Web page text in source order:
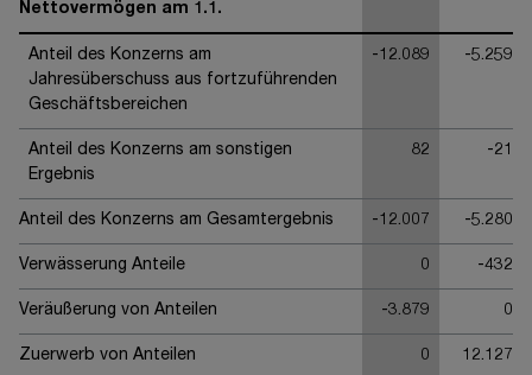
Nettovermögen am 1.1.
Anteil des Konzerns am
Jahresüberschuss aus fortzuführenden
Geschäftsbereichen
-12.089 -5.259
Anteil des Konzerns am sonstigen
Ergebnis
82 -21
Anteil des Konzerns am Gesamtergebnis -12.007 -5.280
Verwässerung Anteile 0 -432
Veräußerung von Anteilen -3.879 0
Zuerwerb von Anteilen 0 12.127